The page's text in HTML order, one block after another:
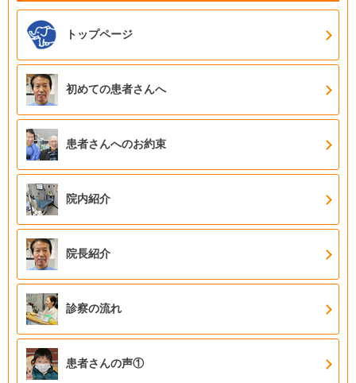
トップページ
初めての患者さんへ
患者さんへのお約束
院内紹介
院長紹介
診察の流れ
患者さんの声①